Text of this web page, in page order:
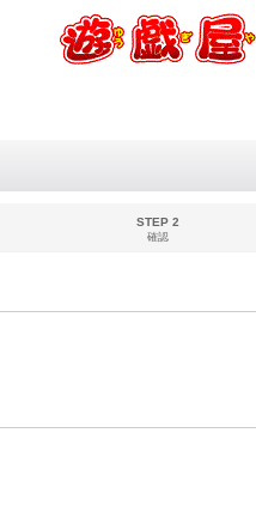
STEP 2
確認